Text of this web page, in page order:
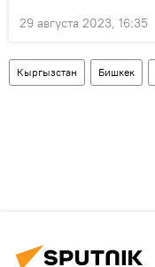
29 августа 2023, 16:35
Кыргызстан Бишкек